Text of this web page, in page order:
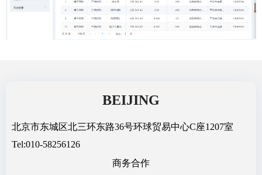
BEIJING
北京市东城区北三环东路36号环球贸易中心C座1207室
Tel:010-58256126
商务合作